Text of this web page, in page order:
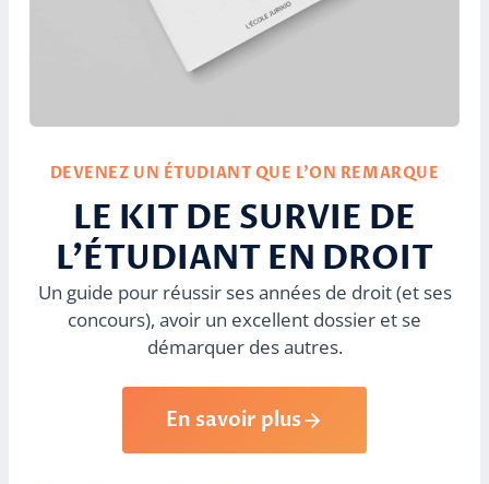
DEVENEZ UN ÉTUDIANT QUE L’ON REMARQUE
LE KIT DE SURVIE DE
L’ÉTUDIANT EN DROIT
Un guide pour réussir ses années de droit (et ses
concours), avoir un excellent dossier et se
démarquer des autres.
En savoir plus